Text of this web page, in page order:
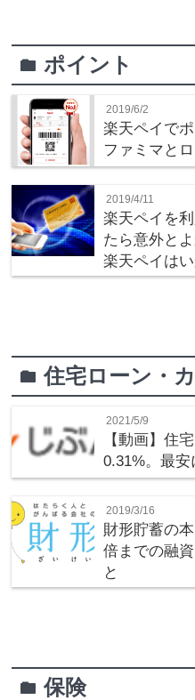
folderポイント
2019/6/2
楽天ペイで
ファミマと
2019/4/11
楽天ペイを
たら意外と
楽天ペイは
folder住宅ローン・
2021/5/9
【動画】住
0.31%。最安
2019/3/16
財形貯蓄の
倍までの融
と
folder保険